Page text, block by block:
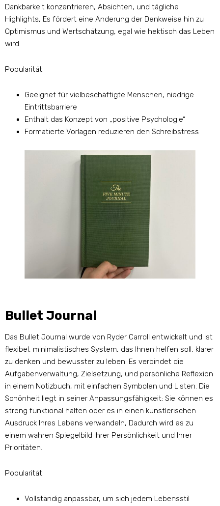
Dankbarkeit konzentrieren, Absichten, und tägliche
Highlights, Es fördert eine Änderung der Denkweise hin zu
Optimismus und Wertschätzung, egal wie hektisch das Leben
wird.
Popularität:
Geeignet für vielbeschäftigte Menschen, niedrige
Eintrittsbarriere
Enthält das Konzept von „positive Psychologie“
Formatierte Vorlagen reduzieren den Schreibstress
Bullet Journal
Das Bullet Journal wurde von Ryder Carroll entwickelt und ist
flexibel, minimalistisches System, das Ihnen helfen soll, klarer
zu denken und bewusster zu leben. Es verbindet die
Aufgabenverwaltung, Zielsetzung, und persönliche Reflexion
in einem Notizbuch, mit einfachen Symbolen und Listen. Die
Schönheit liegt in seiner Anpassungsfähigkeit: Sie können es
streng funktional halten oder es in einen künstlerischen
Ausdruck Ihres Lebens verwandeln, Dadurch wird es zu
einem wahren Spiegelbild Ihrer Persönlichkeit und Ihrer
Prioritäten.
Popularität:
Vollständig anpassbar, um sich jedem Lebensstil